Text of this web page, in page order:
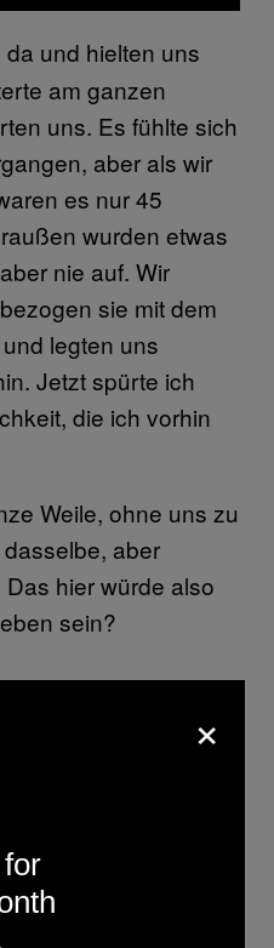
und hielten uns
am ganzen
uns. Es fühlte sich
aber als wir
es nur 45
wurden etwas
nie auf. Wir
sie mit dem
legten uns
Jetzt spürte ich
die ich vorhin
Weile, ohne uns zu
aber
hier würde also
sein?
×